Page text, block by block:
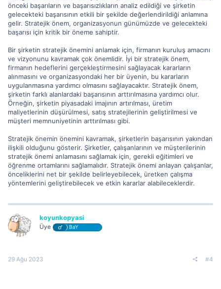
önceki başarıların ve başarısızlıkların analiz edildiği ve şirketin
gelecekteki başarısının etkili bir şekilde değerlendirildiği anlamına
gelir. Stratejik önem, organizasyonun günümüzde ve gelecekteki
başarısı için kritik bir öneme sahiptir.
Bir şirketin stratejik önemini anlamak için, firmanın kuruluş amacını
ve vizyonunu kavramak çok önemlidir. İyi bir stratejik önem,
firmanın hedeflerini gerçekleştirmesini sağlayacak kararların
alınmasını ve organizasyondaki her bir üyenin, bu kararların
uygulanmasına yardımcı olmasını sağlayacaktır. Stratejik önem,
şirketin farklı alanlardaki başarısının arttırılmasına yardımcı olur.
Örneğin, şirketin piyasadaki imajının artırılması, üretim
maliyetlerinin düşürülmesi, satış stratejilerinin geliştirilmesi ve
müşteri memnuniyetinin arttırılması gibi.
Stratejik önemin önemini kavramak, şirketlerin başarısının yakından
ilişkili olduğunu gösterir. Şirketler, çalışanlarının ve müşterilerinin
stratejik önemi anlamasını sağlamak için, gerekli eğitimleri ve
öğrenme ortamlarını sağlamalıdır. Stratejik önemi anlayan çalışanlar,
önceliklerini net bir şekilde belirleyebilecek, üretken çalışma
yöntemlerini geliştirebilecek ve etkin kararlar alabileceklerdir.
koyunkopyasi
Üye BaY
29 Ağu 2023 #4